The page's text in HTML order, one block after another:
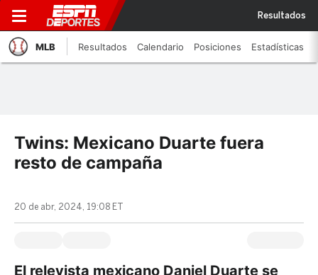
Resultados
MLB Resultados Calendario Posiciones Estadísticas
Twins: Mexicano Duarte fuera
resto de campaña
20 de abr, 2024, 19:08 ET
El relevista mexicano Daniel Duarte se